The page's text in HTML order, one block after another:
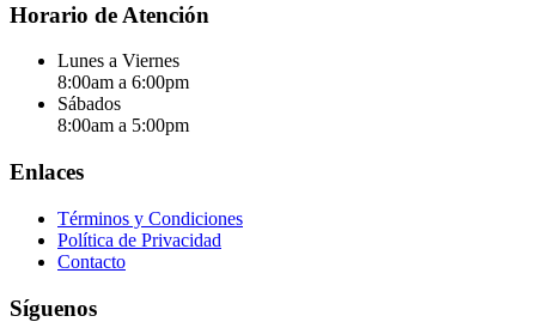
Horario de Atención
Lunes a Viernes
8:00am a 6:00pm
Sábados
8:00am a 5:00pm
Enlaces
Términos y Condiciones
Política de Privacidad
Contacto
Síguenos